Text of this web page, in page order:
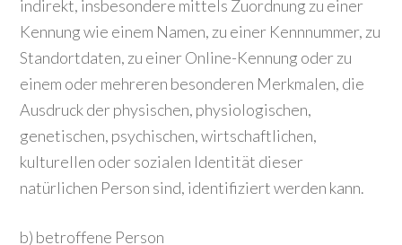
indirekt, insbesondere mittels Zuordnung zu einer
Kennung wie einem Namen, zu einer Kennnummer, zu
Standortdaten, zu einer Online-Kennung oder zu
einem oder mehreren besonderen Merkmalen, die
Ausdruck der physischen, physiologischen,
genetischen, psychischen, wirtschaftlichen,
kulturellen oder sozialen Identität dieser
natürlichen Person sind, identifiziert werden kann.
b) betroffene Person